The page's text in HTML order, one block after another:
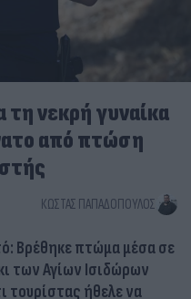
τη νεκρή γυναίκα
από πτώση
ΚΏΣΤΑΣ ΠΑΠΑΔΌΠΟΥΛΟΣ
Βρέθηκε πτώμα μέσα σε
των Αγίων Ισιδώρων
τουρίστας ήθελε να